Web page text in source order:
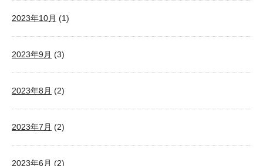
2023年10月 (1)
2023年9月 (3)
2023年8月 (2)
2023年7月 (2)
2023年6月 (2)